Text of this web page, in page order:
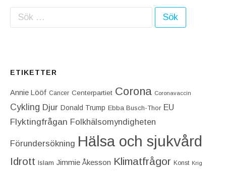
Sök efter:
ETIKETTER
Annie Lööf Cancer Centerpartiet‎ Corona Coronavaccin
Cykling Djur Donald Trump Ebba Busch-Thor EU
Flyktingfrågan Folkhälsomyndigheten
Förundersökning Hälsa och sjukvård
Idrott Islam Jimmie Åkesson Klimatfrågor Konst Krig